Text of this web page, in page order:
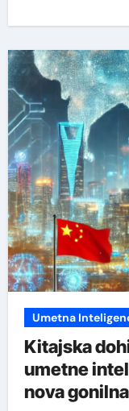
Umetna
Kitajska
umetne
nova